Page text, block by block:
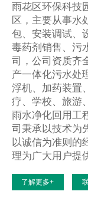
雨花区环保科技
区，主要从事水
包、安装调试、
毒药剂销售、污
司，公司资质齐
产一体化污水处
浮机、加药装置
疗、学校、旅游
雨水净化回用工
司秉承以技术为
以诚信为准则的
理为广大用户提
了解更多+